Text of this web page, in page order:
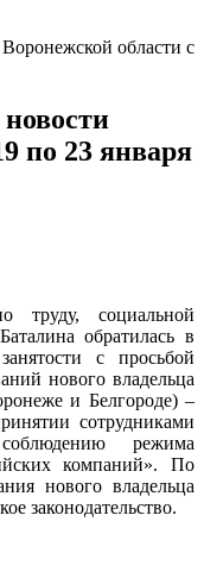
области с
по 23 января
труду, социальной
обратилась в
с просьбой
нового владельца
и Белгороде) –
сотрудниками
режима
компаний». По
нового владельца
законодательство.